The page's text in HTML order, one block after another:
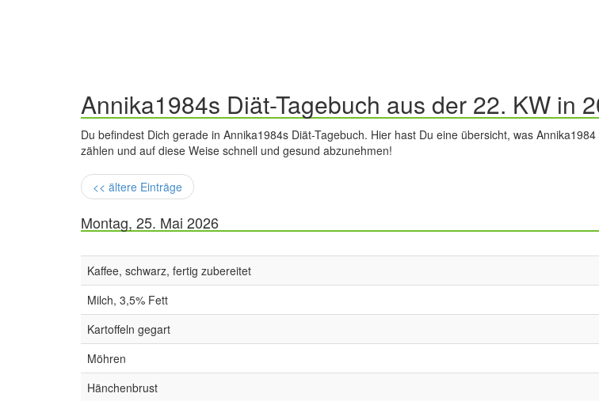
Annika1984s Diät-Tagebuch aus der 22. KW in
Du befindest Dich gerade in Annika1984s Diät-Tagebuch. Hier hast Du eine übersicht, was
zählen und auf diese Weise schnell und gesund abzunehmen!
<< ältere Einträge
Montag, 25. Mai 2026
Kaffee, schwarz, fertig zubereitet
Milch, 3,5% Fett
Kartoffeln gegart
Möhren
Hänchenbrust